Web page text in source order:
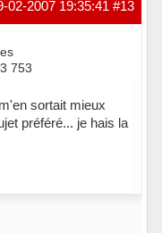
#13
02-2007 19:35:41
753
sortait mieux
préféré... je hais la